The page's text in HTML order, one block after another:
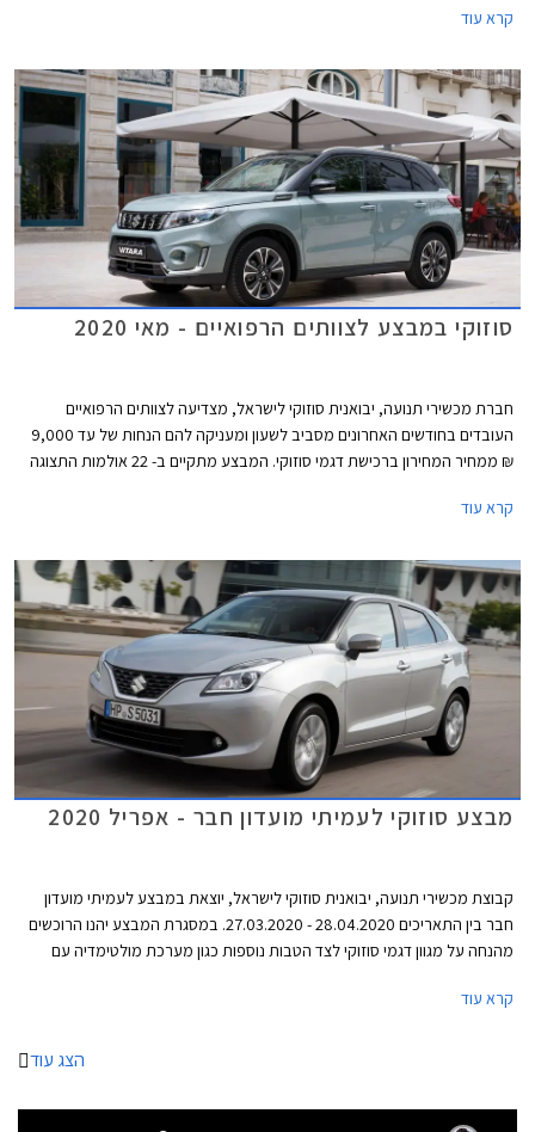
קוט"ש קטנטנה הממוקמת מתחת למושב הנהג. יחידת הנעה זו משודכת לתיבת
קרא עוד
סוזוקי במבצע לצוותים הרפואיים - מאי 2020
חברת מכשירי תנועה, יבואנית סוזוקי לישראל, מצדיעה לצוותים הרפואיים
העובדים בחודשים האחרונים מסביב לשעון ומעניקה להם הנחות של עד 9,000
₪ ממחיר המחירון ברכישת דגמי סוזוקי. המבצע מתקיים ב- 22 אולמות התצוגה
קרא עוד
מבצע סוזוקי לעמיתי מועדון חבר - אפריל 2020
קבוצת מכשירי תנועה, יבואנית סוזוקי לישראל, יוצאת במבצע לעמיתי מועדון
חבר בין התאריכים 28.04.2020 - 27.03.2020. במסגרת המבצע יהנו הרוכשים
מהנחה על מגוון דגמי סוזוקי לצד הטבות נוספות כגון מערכת מולטימדיה עם
מקומית, ואפשרות לתשלום של עד 30,000 ₪ בכרטיס אשראי של המועדון.
קרא עוד
הצג עוד